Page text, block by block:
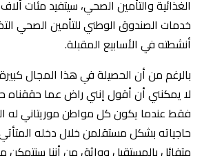
الغذائية والتأمين الصحي، سيتفيد مئات
خدمات الصندوق الوطني للتأمين الصحي
أنشطته في الأسابيع المقبلة.
بالرغم من أن الحصيلة في هذا المجال كبيرة
لا يمكنني أن أقول إنني راض عما
فقط عندما يكون كل مواطن موريتاني له
حاجياته بشكل مستقلمن خلال دخله